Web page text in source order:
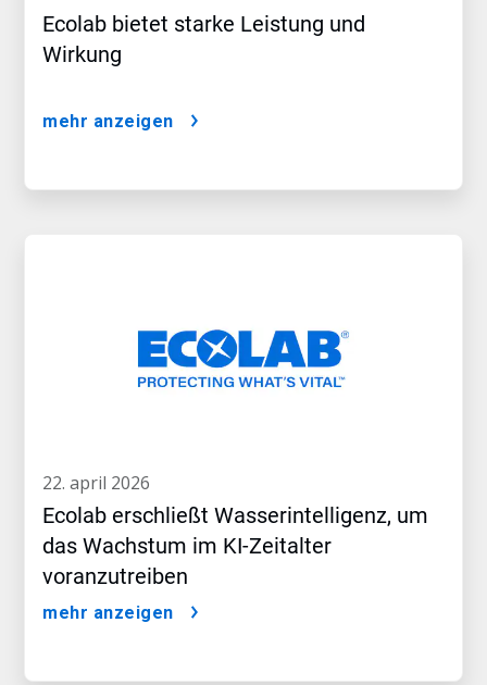
Ecolab bietet starke Leistung und
Wirkung
mehr anzeigen
22. april 2026
Ecolab erschließt Wasserintelligenz, um
das Wachstum im KI-Zeitalter
voranzutreiben
mehr anzeigen